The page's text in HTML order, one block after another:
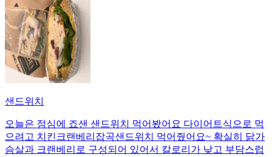
샌드위치
오늘은 점심에 죠샌 샌드위치 먹어봤어요 다이어트식으로 먹
으려고 치킨크랜베리잡곡샌드위치 먹어줬어요~ 확실히 닭가
슴살과 크랜베리로 구성되어 있어서 칼로리가 낮고 부담스럽